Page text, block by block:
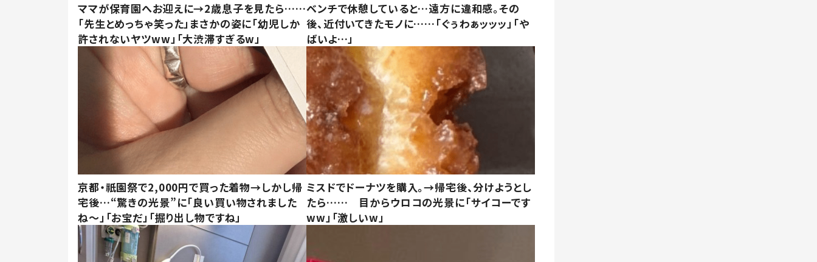
ママが保育園へお迎えに→2歳息子を見たら……
「先生とめっちゃ笑った」まさかの姿に「幼児しか
許されないヤツww」「大渋滞すぎるw」
ベンチで休憩していると…遠方に違和感。その
後、近付いてきたモノに……「ぐぅわぁッッッ」「や
ばいよ…」
京都・祇園祭で2,000円で買った着物→しかし帰
宅後…“驚きの光景”に「良い買い物されました
ね～」「お宝だ」「掘り出し物ですね」
ミスドでドーナツを購入。→帰宅後、分けようとし
たら…… 目からウロコの光景に「サイコーです
ww」「激しいw」